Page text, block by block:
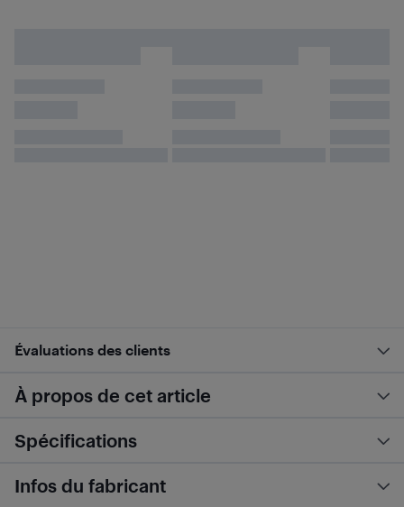
Évaluations des clients
À propos de cet article
Spécifications
Infos du fabricant